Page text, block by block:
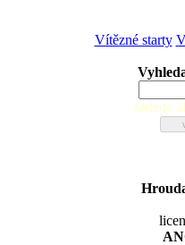
Vítězné starty
zadejte